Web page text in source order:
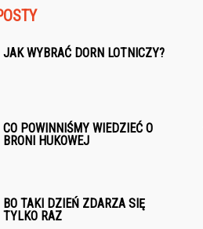
JAK WYBRAĆ DORN LOTNICZY?
CO POWINNIŚMY WIEDZIEĆ O
BRONI HUKOWEJ
BO TAKI DZIEŃ ZDARZA SIĘ
TYLKO RAZ